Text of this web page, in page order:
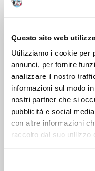
Questo sito web
Utilizziamo i cookie per
annunci, per fornire
analizzare il nostro
informazioni sul modo
nostri partner che si
pubblicità e social
con altre informazioni
raccolto dal suo utilizzo
DOPO L'ACQUISTO
VIENI A CONOSCERCI